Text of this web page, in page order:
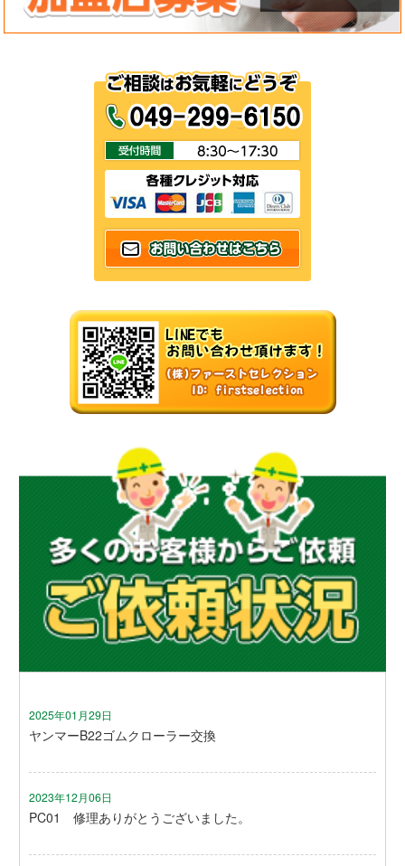
2025年01月29日
ヤンマーB22ゴムクローラー交換
2023年12月06日
PC01 修理ありがとうございました。